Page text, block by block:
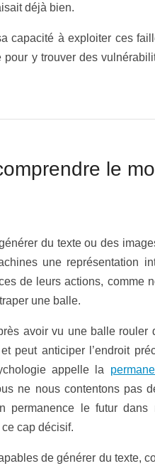
déjà bien.
capacité à exploiter ces
y trouver des
le
du texte ou des
une représentation
de leurs actions, comme
une balle.
avoir vu une balle
peut anticiper l’endroit
appelle la
ne nous contentons pas
permanence le futur dans
cap décisif.
de générer du texte,